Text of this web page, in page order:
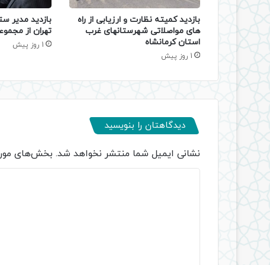
بازدید کمیته نظارت و ارزیابی از راه
های مواصلاتی شهرستانهای غرب
استان کرمانشاه
1 روز پیش
بازدید مدیر
تهران از
1 روز پیش
دیدگاهتان را بنویسید
نشانی ایمیل شما منتشر نخواهد شد. بخش‌های